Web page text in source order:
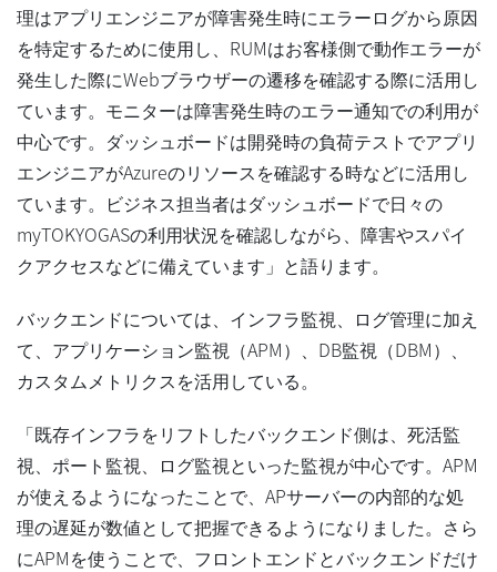
理はアプリエンジニアが障害発生時にエラーログから原因
を特定するために使用し、RUMはお客様側で動作エラーが
発生した際にWebブラウザーの遷移を確認する際に活用し
ています。モニターは障害発生時のエラー通知での利用が
中心です。ダッシュボードは開発時の負荷テストでアプリ
エンジニアがAzureのリソースを確認する時などに活用し
ています。ビジネス担当者はダッシュボードで日々の
myTOKYOGASの利用状況を確認しながら、障害やスパイ
クアクセスなどに備えています」と語ります。
バックエンドについては、インフラ監視、ログ管理に加え
て、アプリケーション監視（APM）、DB監視（DBM）、
カスタムメトリクスを活用している。
「既存インフラをリフトしたバックエンド側は、死活監
視、ポート監視、ログ監視といった監視が中心です。APM
が使えるようになったことで、APサーバーの内部的な処
理の遅延が数値として把握できるようになりました。さら
にAPMを使うことで、フロントエンドとバックエンドだけ